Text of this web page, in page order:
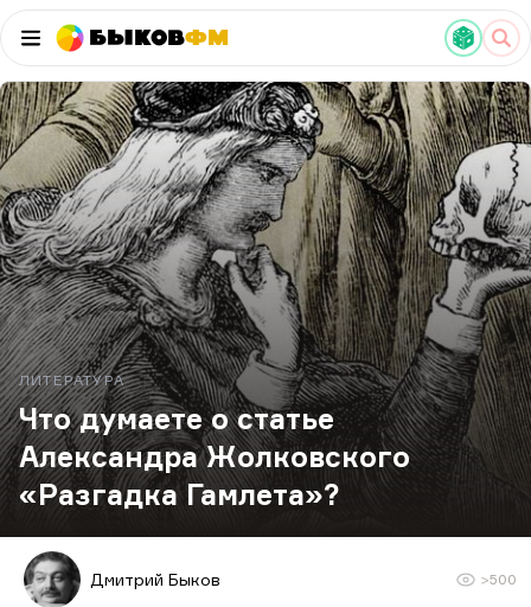
БыковФМ
ЛИТЕРАТУРА
Что думаете о статье
Александра Жолковского
«Разгадка Гамлета»?
Дмитрий Быков >500